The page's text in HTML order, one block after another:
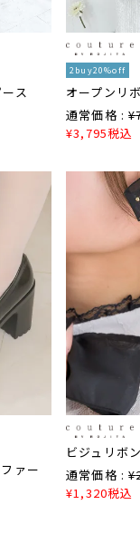
ス
2buy20%off
オープンリ
通常価格 : ¥
¥3,795税込
ァー
ビジュリボ
通常価格 : ¥
¥1,320税込